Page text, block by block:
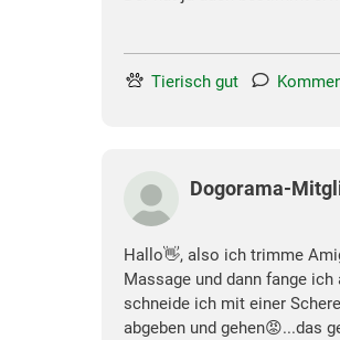
Tierisch gut
Dogorama-
Hallo👋, also ich trimme
Massage und dann fange
schneide ich mit einer
abgeben und gehen😡...das